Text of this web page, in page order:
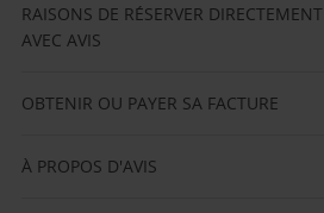
RAISONS DE RÉSERVER DIRECTEMENT
AVEC AVIS
OBTENIR OU PAYER SA FACTURE
À PROPOS D'AVIS